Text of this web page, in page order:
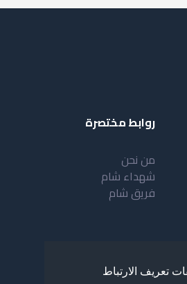
تعريف الارتباط
روابط مختصرة
من نحن
شهداء شام
فريق شام
مقدمة عن شبكة شام